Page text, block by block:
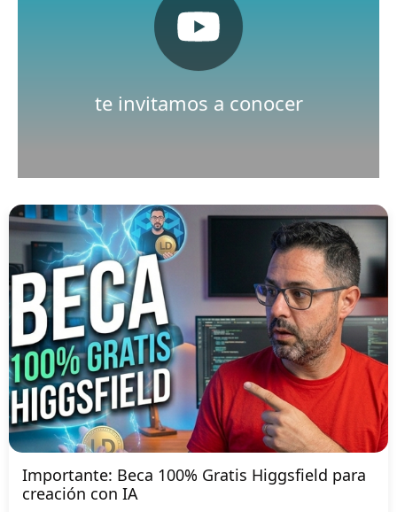
te invitamos a conocer
Nuestro canal de Youtube
Pulsa aquí
Importante: Beca 100% Gratis Higgsfield para
creación con IA